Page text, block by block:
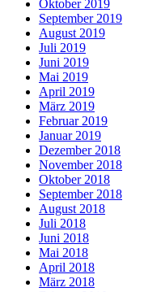
Oktober 2019
September 2019
August 2019
Juli 2019
Juni 2019
Mai 2019
April 2019
März 2019
Februar 2019
Januar 2019
Dezember 2018
November 2018
Oktober 2018
September 2018
August 2018
Juli 2018
Juni 2018
Mai 2018
April 2018
März 2018